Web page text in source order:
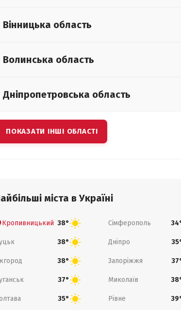
Вінницька область
Волинська область
Дніпропетровська область
ПОКАЗАТИ ІНШІ ОБЛАСТІ
міста в Україні
Кропивницький 38° Сімферополь
38° Дніпро
38° Запоріжжя
37° Миколаїв
35° Рівне